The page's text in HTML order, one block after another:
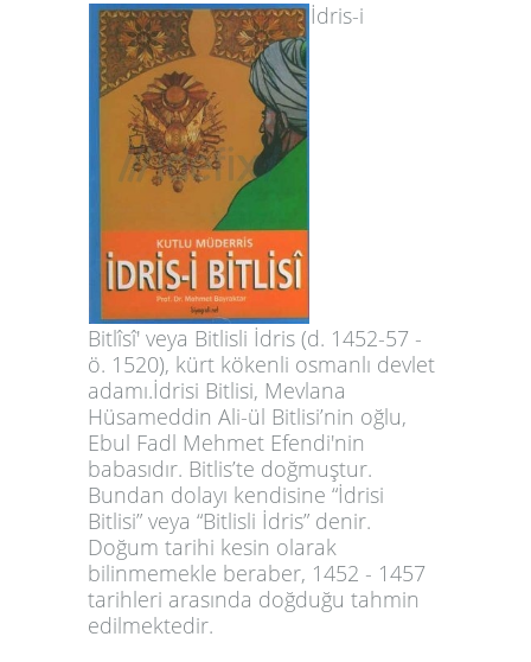
İdris-i
Bitlîsî' veya Bitlisli İdris (d. 1452-57 -
ö. 1520), kürt kökenli osmanlı devlet
adamı.İdrisi Bitlisi, Mevlana
Hüsameddin Ali-ül Bitlisi’nin oğlu,
Ebul Fadl Mehmet Efendi'nin
babasıdır. Bitlis’te doğmuştur.
Bundan dolayı kendisine “İdrisi
Bitlisi” veya “Bitlisli İdris” denir.
Doğum tarihi kesin olarak
bilinmemekle beraber, 1452 - 1457
tarihleri arasında doğduğu tahmin
edilmektedir.